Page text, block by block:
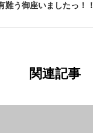
難う御座いましたっ！！
関連記事